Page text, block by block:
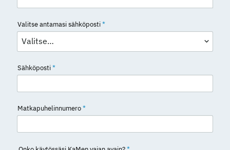
Valitse antamasi sähköposti*
Sähköposti*
Matkapuhelinnumero*